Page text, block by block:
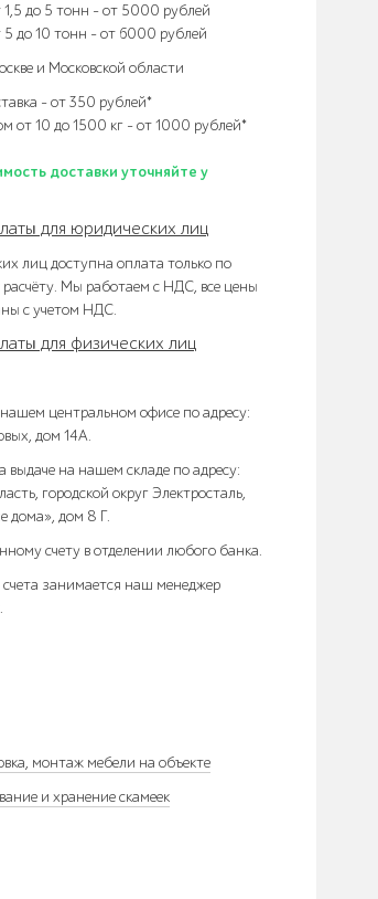
1,5 до 5 тонн – от 5000 рублей
5 до 10 тонн – от 6000 рублей
и Московской области
– от 350 рублей*
от 10 до 1500 кг – от 1000 рублей*
доставки уточняйте у
для юридических лиц
лиц доступна оплата только по
Мы работаем с НДС, все цены
с учетом НДС.
для физических лиц
центральном офисе по адресу:
дом 14А.
выдаче на нашем складе по адресу:
городской округ Электросталь,
дома», дом 8 Г.
счету в отделении любого банка.
занимается наш менеджер
монтаж мебели на объекте
и хранение скамеек